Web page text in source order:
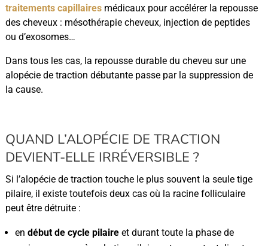
traitements capillairesmédicaux pour accélérer la repousse
des cheveux : mésothérapie cheveux, injection de peptides
ou d’exosomes…
Dans tous les cas, la repousse durable du cheveu sur une
alopécie de traction débutante passe par la suppression de
la cause.
QUAND L’ALOPÉCIE DE TRACTION
DEVIENT-ELLE IRRÉVERSIBLE ?
Si l’alopécie de traction touche le plus souvent la seule tige
pilaire, il existe toutefois deux cas où la racine folliculaire
peut être détruite :
en début de cycle pilaireet durant toute la phase de